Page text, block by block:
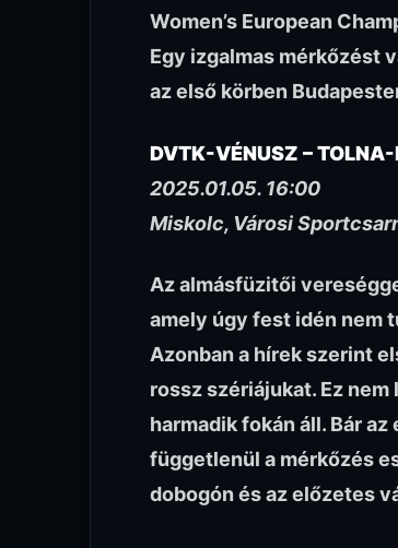
Women’s European
Egy izgalmas mérkőzést
az első körben
DVTK-VÉNUSZ –
2025.01.05. 16:00
Miskolc, Városi
Az almásfüzitői
amely úgy fest idén nem
Azonban a hírek szerint
rossz szériájukat. Ez
harmadik fokán áll. Bár
függetlenül a mérkőzés
dobogón és az előzetes